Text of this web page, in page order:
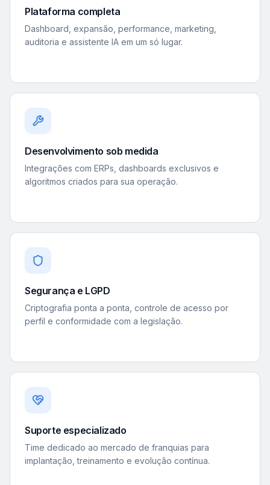
Plataforma completa
Dashboard, expansão, performance, marketing,
auditoria e assistente IA em um só lugar.
Desenvolvimento sob medida
Integrações com ERPs, dashboards exclusivos e
algoritmos criados para sua operação.
Segurança e LGPD
Criptografia ponta a ponta, controle de acesso por
perfil e conformidade com a legislação.
Suporte especializado
Time dedicado ao mercado de franquias para
implantação, treinamento e evolução contínua.